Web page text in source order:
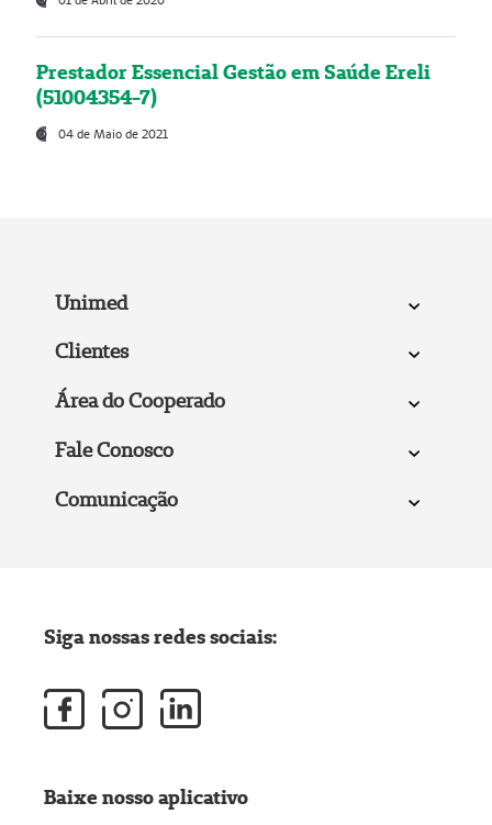
Prestador Essencial Gestão em Saúde Ereli
(51004354-7)
04 de Maio de 2021
Unimed
Clientes
Área do Cooperado
Fale Conosco
Comunicação
Siga nossas redes sociais:
Baixe nosso aplicativo